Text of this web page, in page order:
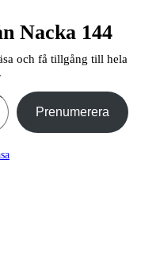
Nacka 144
och få tillgång till hela
Prenumerera